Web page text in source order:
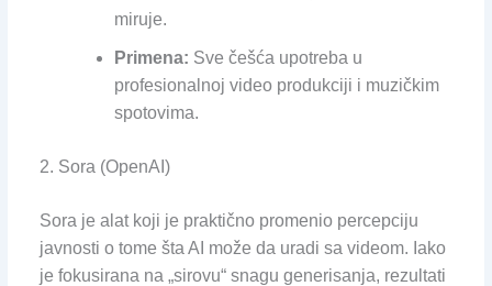
miruje.
Primena: Sve češća upotreba u
profesionalnoj video produkciji i muzičkim
spotovima.
2. Sora (OpenAI)
Sora je alat koji je praktično promenio percepciju
javnosti o tome šta AI može da uradi sa videom. Iako
je fokusirana na „sirovu“ snagu generisanja, rezultati